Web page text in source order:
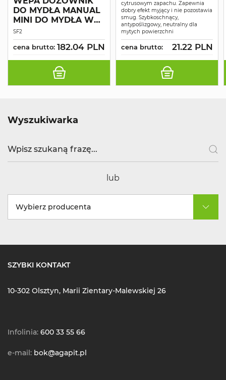
DO MYDŁA MANUAL
MINI DO MYDŁA W
PIANIE
SF2
cena brutto: 182.04 PLN
cytrusowym zapachu. Zapewnia
dobry efekt myjący i nie pozostawia
smug. Szybkoschnący,
antypoślizgowy, neutralny dla
mytych powierzchni
cena brutto: 21.22 PLN
Wyszukiwarka
lub
Wybierz producenta
SZYBKI KONTAKT
10-302 Olsztyn, Marii Zientary-Malewskiej 26
Infolinia: 600 33 55 66
e-mail: bok@agapit.pl